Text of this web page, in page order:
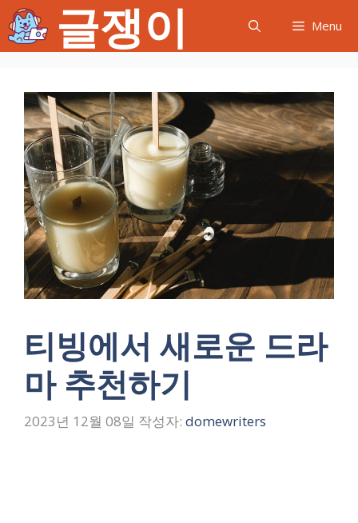
텐
츠
글쟁이 Menu
티빙에서 새로운 드라
마 추천하기
2023년 12월 08일 작성자: domewriters